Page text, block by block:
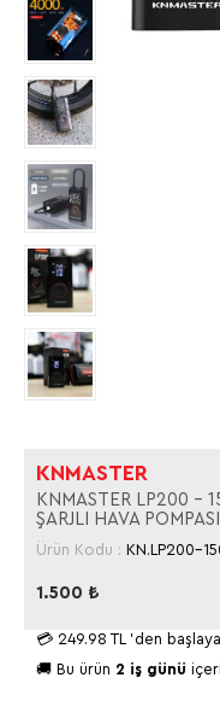
KNMASTER
KNMASTER LP200 -
ŞARJLI HAVA POMPASI
Ürün Kodu : KN.LP200-
1.500 ₺
💳 249.98 TL 'den
🚚 Bu ürün 2 iş günü